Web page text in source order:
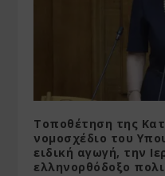
Τοποθέτηση της
νομοσχέδιο του
ειδική αγωγή, την
ελληνορθόδοξο